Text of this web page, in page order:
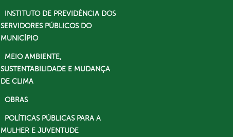
INSTITUTO DE PREVIDÊNCIA DOS
SERVIDORES PÚBLICOS DO
MUNICÍPIO
MEIO AMBIENTE,
SUSTENTABILIDADE E MUDANÇA
DE CLIMA
OBRAS
POLÍTICAS PÚBLICAS PARA A
MULHER E JUVENTUDE